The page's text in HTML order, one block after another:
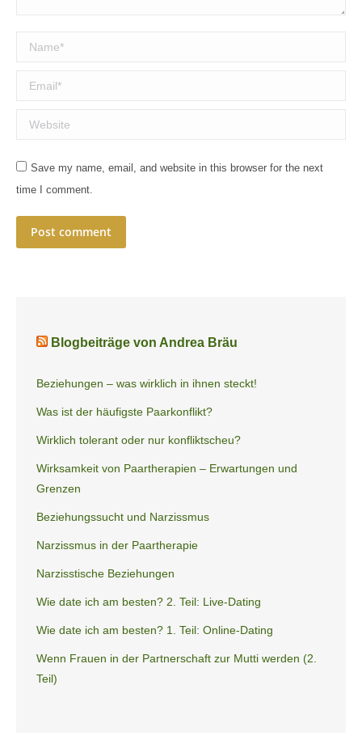
Name *
Email *
Website
Save my name, email, and website in this browser for the next
time I comment.
Post comment
Blogbeiträge von Andrea Bräu
Beziehungen – was wirklich in ihnen steckt!
Was ist der häufigste Paarkonflikt?
Wirklich tolerant oder nur konfliktscheu?
Wirksamkeit von Paartherapien – Erwartungen und
Grenzen
Beziehungssucht und Narzissmus
Narzissmus in der Paartherapie
Narzisstische Beziehungen
Wie date ich am besten? 2. Teil: Live-Dating
Wie date ich am besten? 1. Teil: Online-Dating
Wenn Frauen in der Partnerschaft zur Mutti werden (2.
Teil)